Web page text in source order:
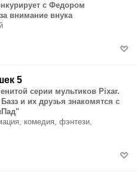
с Федором
внимание внука
5
серии мультиков Pixar.
и их друзья знакомятся с
комедия, фэнтези,